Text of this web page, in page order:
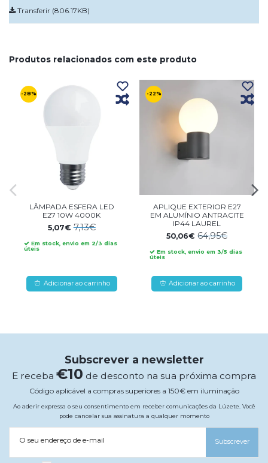
Transferir (806.17KB)
Produtos relacionados com este produto
-28%
LÂMPADA ESFERA LED
E27 10W 4000K
5,07€7,13€
Em stock, envio em 2/3 dias
úteis
Adicionar ao carrinho
-22%
APLIQUE EXTERIOR E27
EM ALUMÍNIO ANTRACITE
IP44 LAUREL
50,06€64,95€
Em stock, envio em 3/5 dias
úteis
Adicionar ao carrinho
Subscrever a newsletter
E receba €10 de desconto na sua próxima compra
Código aplicável a compras superiores a 150€ em iluminação
Ao aderir expressa o seu consentimento em receber comunicações da Lúzete. Você
pode cancelar sua assinatura a qualquer momento
O seu endereço de e-mail Subscrever